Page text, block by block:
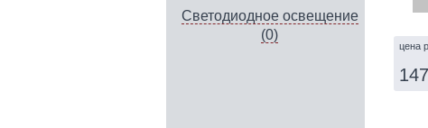
Светодиодное освещение
(0)
цена